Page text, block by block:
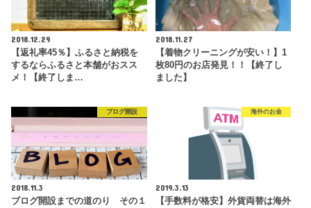
2018.12.29
【返礼率45％】ふるさと納税を
するならふるさと本舗がおスス
メ！【終了しま…
2018.11.27
【着物クリーニングが安い！】1
枚80円のお店発見！！【終了し
ました】
ブログ開設
2018.11.3
ブログ開設までの道のり その１
海外のお金
2019.3.13
【手数料が格安】外貨両替は海外